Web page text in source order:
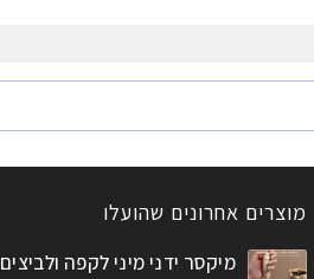
מוצרים אחרונים שהועלו
מיקסר ידני מיני לקפה ולביצים